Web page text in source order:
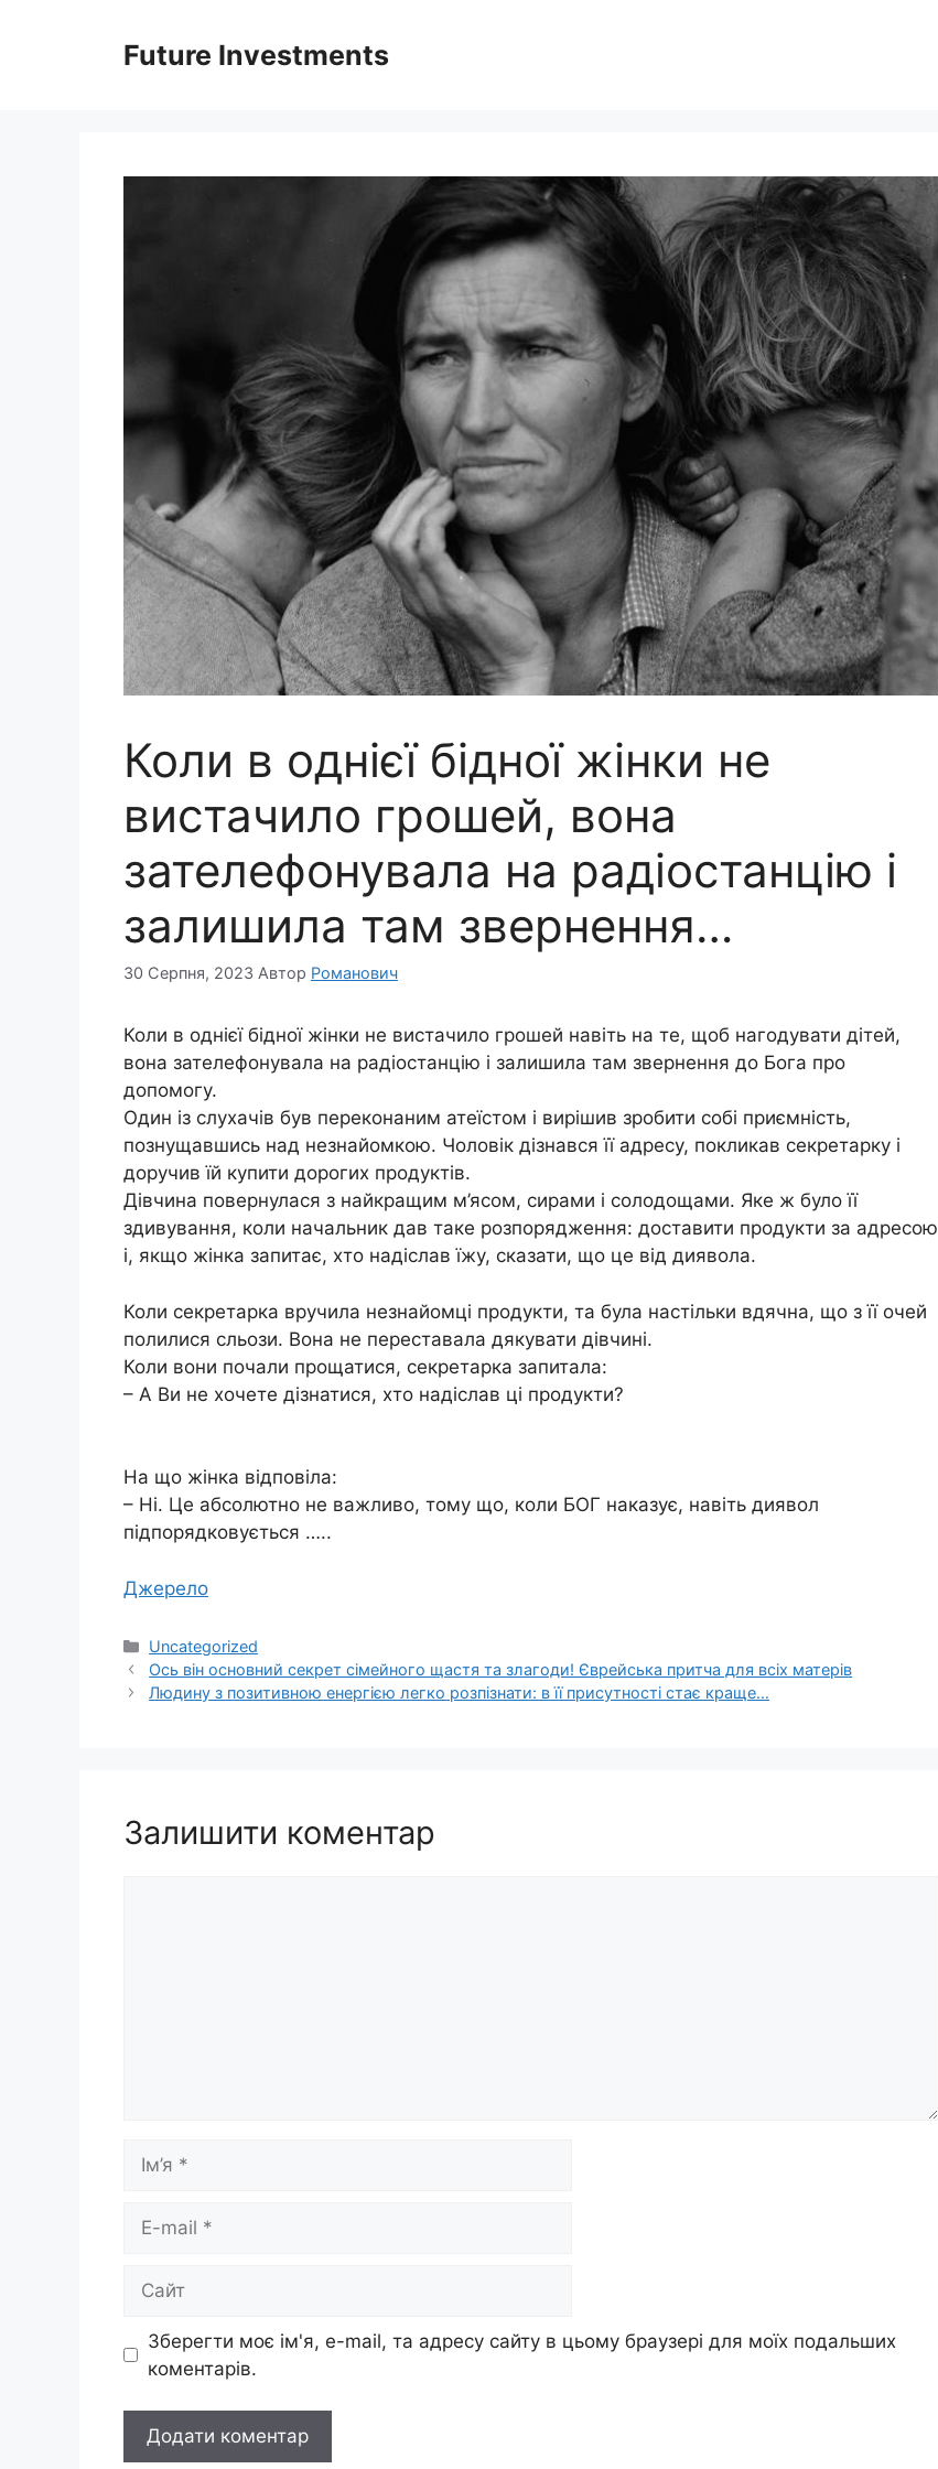
Future Investments
Коли в однієї бідної жінки не
вистачило грошей, вона
зателефонувала на радіостанцію і
залишила там звернення…
30 Серпня, 2023 Автор Романович
Коли в однієї бідної жінки не вистачило грошей навіть на те, щоб нагодувати дітей,
вона зателефонувала на радіостанцію і залишила там звернення до Бога про
допомогу.
Один із слухачів був переконаним атеїстом і вирішив зробити собі приємність,
познущавшись над незнайомкою. Чоловік дізнався її адресу, покликав секретарку і
доручив їй купити дорогих продуктів.
Дівчина повернулася з найкращим м’ясом, сирами і солодощами. Яке ж було її
здивування, коли начальник дав таке розпорядження: доставити продукти за адресою
і, якщо жінка запитає, хто надіслав їжу, сказати, що це від диявола.
Коли секретарка вручила незнайомці продукти, та була настільки вдячна, що з її очей
полилися сльози. Вона не переставала дякувати дівчині.
Коли вони почали прощатися, секретарка запитала:
– А Ви не хочете дізнатися, хто надіслав ці продукти?
На що жінка відповіла:
– Ні. Це абсолютно не важливо, тому що, коли БОГ наказує, навіть диявол
підпорядковується …..
Джерело
Категорії
Uncategorized
Ось він основний секрет сімейного щастя та злагоди! Єврейська притча для всіх матерів
Людину з позитивною енергією легко розпізнати: в її присутності стає краще…
Залишити коментар
mail
Зберегти моє ім'я, e-mail, та адресу сайту в цьому браузері для моїх подальших
коментарів.